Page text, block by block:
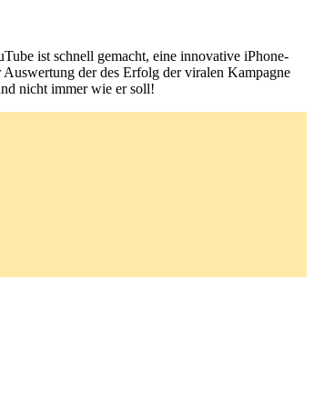
ist schnell gemacht, eine innovative iPhone-
der des Erfolg der viralen Kampagne
nicht immer wie er soll!